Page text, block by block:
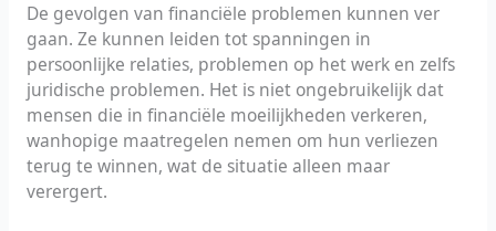
De gevolgen van financiële problemen kunnen ver
gaan. Ze kunnen leiden tot spanningen in
persoonlijke relaties, problemen op het werk en zelfs
juridische problemen. Het is niet ongebruikelijk dat
mensen die in financiële moeilijkheden verkeren,
wanhopige maatregelen nemen om hun verliezen
terug te winnen, wat de situatie alleen maar
verergert.